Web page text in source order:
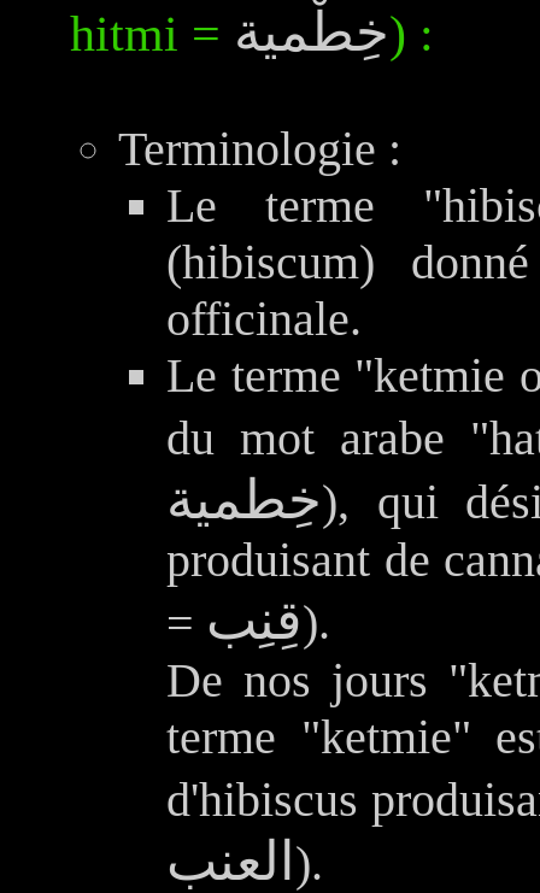
hitmi = خِطْمية) :
Terminologie :
Le terme
(hibiscum)
officinale.
Le terme "ketmie
du mot arabe
خِطمية), qui
produisant de
= قِنِب).
De nos jours
terme "ketmie"
d'hibiscus
العنب ).